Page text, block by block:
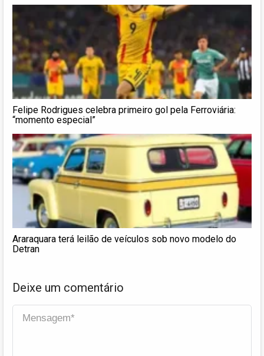
Felipe Rodrigues celebra primeiro gol pela Ferroviária:
“momento especial”
Araraquara terá leilão de veículos sob novo modelo do
Detran
Deixe um comentário